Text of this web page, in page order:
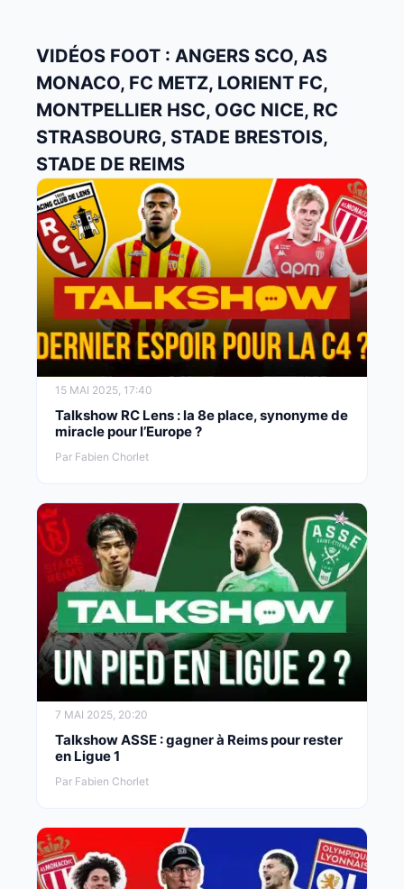
VIDÉOS FOOT : ANGERS SCO, AS
MONACO, FC METZ, LORIENT FC,
MONTPELLIER HSC, OGC NICE, RC
STRASBOURG, STADE BRESTOIS,
STADE DE REIMS
15 MAI 2025, 17:40
Talkshow RC Lens : la 8e place, synonyme de
miracle pour l’Europe ?
Par Fabien Chorlet
7 MAI 2025, 20:20
Talkshow ASSE : gagner à Reims pour rester
en Ligue 1
Par Fabien Chorlet